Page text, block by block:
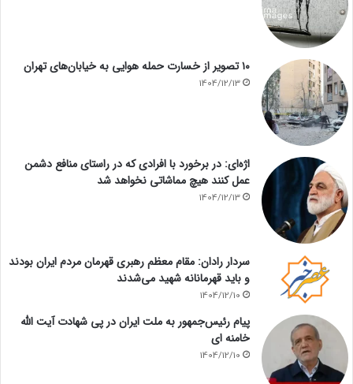
۱۰ تصویر از خسارت حمله هوایی به خیابان‌های تهران
1404/12/13
اژه‌ای: در برخورد با افرادی که در راستای منافع دشمن
عمل کنند هیچ مماشاتی نخواهد شد
1404/12/13
سردار رادان: مقام معظم رهبری قهرمان مردم ایران بودند
و باید قهرمانانه شهید می‌شدند
1404/12/10
پیام رئیس‌جمهور به ملت ایران در پی شهادت آیت الله
خامنه ای
1404/12/10